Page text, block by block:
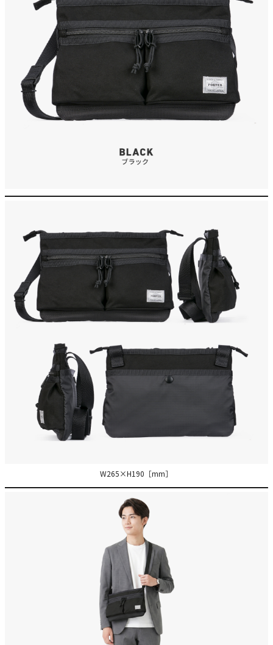
W265×H190［mm］